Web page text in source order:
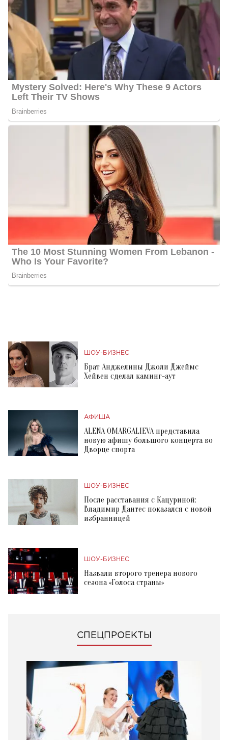
ШОУ-БИЗНЕС
Брат Анджелины Джоли Джеймс
Хейвен сделал каминг-аут
АФИША
ALENA OMARGALIEVA представила
новую афишу большого концерта во
Дворце спорта
ШОУ-БИЗНЕС
После расставания с Кацуриной:
Владимир Дантес показался с новой
избранницей
ШОУ-БИЗНЕС
Назвали второго тренера нового
сезона «Голоса страны»
СПЕЦПРОЕКТЫ